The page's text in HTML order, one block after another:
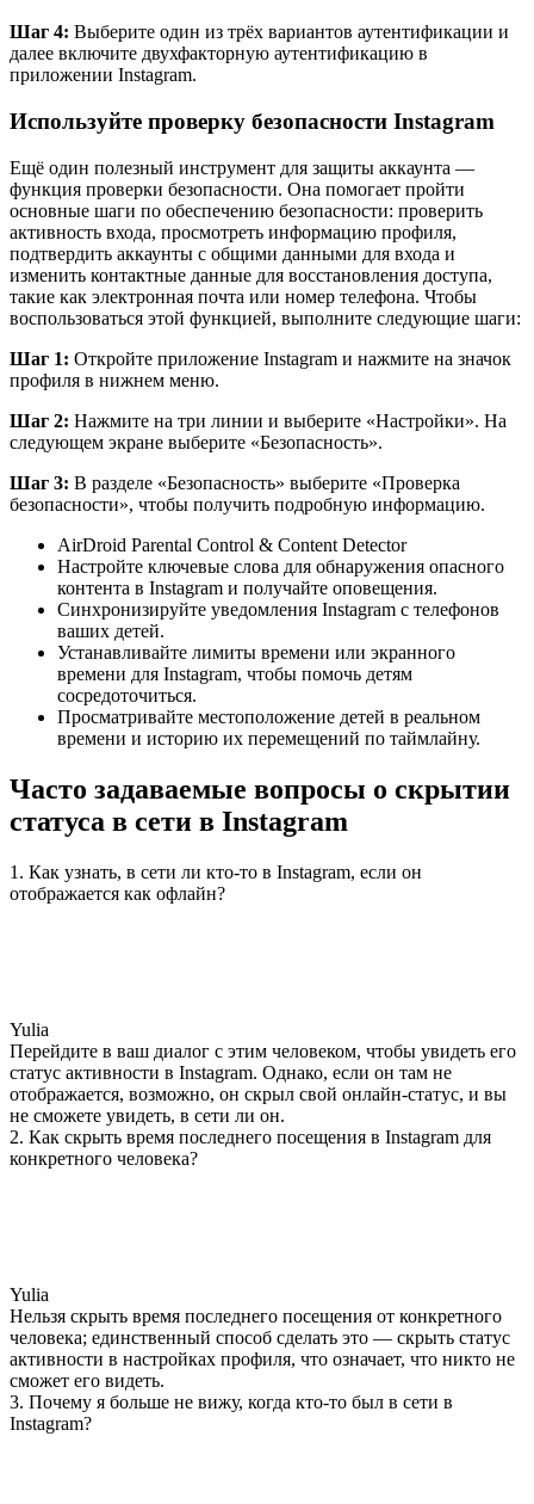
Шаг 4: Выберите один из трёх вариантов аутентификации и
далее включите двухфакторную аутентификацию в
приложении Instagram.
Используйте проверку безопасности Instagram
Ещё один полезный инструмент для защиты аккаунта —
функция проверки безопасности. Она помогает пройти
основные шаги по обеспечению безопасности: проверить
активность входа, просмотреть информацию профиля,
подтвердить аккаунты с общими данными для входа и
изменить контактные данные для восстановления доступа,
такие как электронная почта или номер телефона. Чтобы
воспользоваться этой функцией, выполните следующие шаги:
Шаг 1: Откройте приложение Instagram и нажмите на значок
профиля в нижнем меню.
Шаг 2: Нажмите на три линии и выберите «Настройки». На
следующем экране выберите «Безопасность».
Шаг 3: В разделе «Безопасность» выберите «Проверка
безопасности», чтобы получить подробную информацию.
AirDroid Parental Control & Content Detector
Настройте ключевые слова для обнаружения опасного
контента в Instagram и получайте оповещения.
Синхронизируйте уведомления Instagram с телефонов
ваших детей.
Устанавливайте лимиты времени или экранного
времени для Instagram, чтобы помочь детям
сосредоточиться.
Просматривайте местоположение детей в реальном
времени и историю их перемещений по таймлайну.
Часто задаваемые вопросы о скрытии
статуса в сети в Instagram
1. Как узнать, в сети ли кто-то в Instagram, если он
отображается как офлайн?
Yulia
Перейдите в ваш диалог с этим человеком, чтобы увидеть его
статус активности в Instagram. Однако, если он там не
отображается, возможно, он скрыл свой онлайн-статус, и вы
не сможете увидеть, в сети ли он.
2. Как скрыть время последнего посещения в Instagram для
конкретного человека?
Yulia
Нельзя скрыть время последнего посещения от конкретного
человека; единственный способ сделать это — скрыть статус
активности в настройках профиля, что означает, что никто не
сможет его видеть.
3. Почему я больше не вижу, когда кто-то был в сети в
Instagram?